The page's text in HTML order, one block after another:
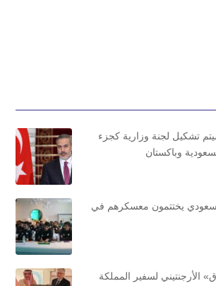
تشكيل لجنة وزارية كجزء
وباكستان
يختتمون معسكرهم في
الأرجنتيني لسفير المملكة